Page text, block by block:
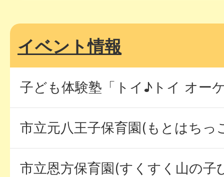
イベント情報
子ども体験塾「トイ♪トイ オー
市立元八王子保育園(もとはちっ
市立恩方保育園(すくすく山の子